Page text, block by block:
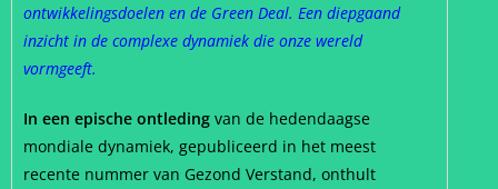
ontwikkelingsdoelen en de Green Deal. Een diepgaand
inzicht in de complexe dynamiek die onze wereld
vormgeeft.
In een epische ontleding van de hedendaagse
mondiale dynamiek, gepubliceerd in het meest
recente nummer van Gezond Verstand, onthult